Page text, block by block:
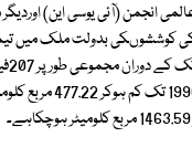
انجمن (آئی یوسی این) اوردیگر
کوششوںکی بدولت ملک میں
ملک میں تیمر کا رقبہ جو